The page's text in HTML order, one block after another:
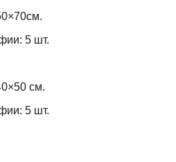
5 шт.
см.
5 шт.